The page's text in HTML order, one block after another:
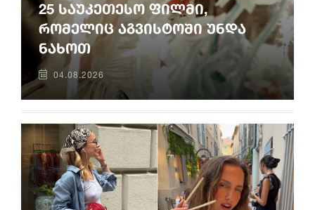
25 საუკეთესო ფილმი,
რომელიც აგვისტოში უნდა
ნახოთ
04.08.2026